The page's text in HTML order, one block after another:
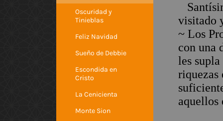
Oscuridad y
Tinieblas
Feliz Navidad
Sueño de Debbie
Escondida en
Cristo
La Cenicienta
Monte Sion
visitado
~ Los
con una
les supla
riquezas
aquellos